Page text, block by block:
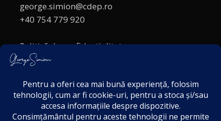
george.simion@cdep.ro
+40 754 779 920
Politică de confidențialitate
Politica cookies
Acordul de markting
Disclaimer